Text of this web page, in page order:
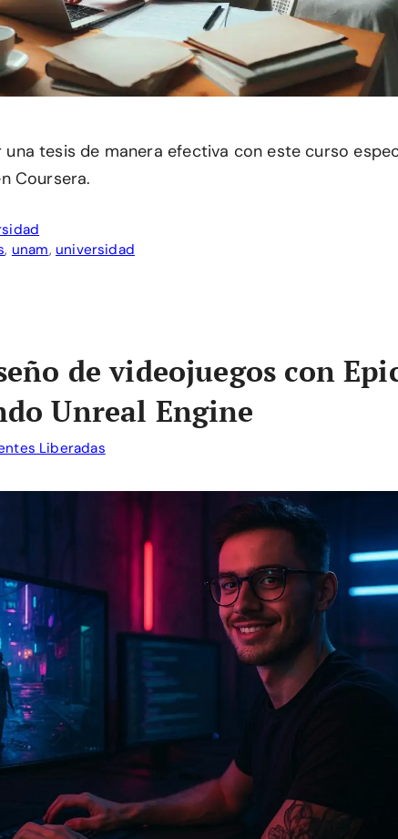
tesis de manera efectiva con este curso
Coursera.
, unam, universidad
de videojuegos con
Unreal Engine
Liberadas